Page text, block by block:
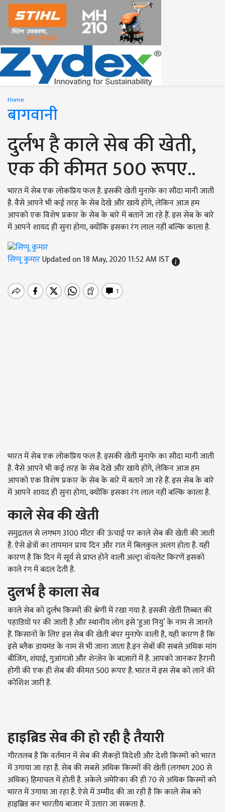
Home
बागवानी
दुर्लभ है काले सेब की खेती,
एक की कीमत 500 रूपए..
भारत में सेब एक लोकप्रिय फल है. इसकी खेती मुनाफे का सौदा मानी जाती
है. वैसे आपने भी कई तरह के सेब देखे और खाये होंगे, लेकिन आज हम
आपको एक विशेष प्रकार के सेब के बारे में बताने जा रहे हैं. इस सेब के बारे
में आपने शायद ही सुना होगा, क्योंकि इसका रंग लाल नहीं बल्कि काला है.
सिप्पू कुमारUpdated on 18 May, 2020 11:52 AM IST
भारत में सेब एक लोकप्रिय फल है. इसकी खेती मुनाफे का सौदा मानी जाती
है. वैसे आपने भी कई तरह के सेब देखे और खाये होंगे, लेकिन आज हम
आपको एक विशेष प्रकार के सेब के बारे में बताने जा रहे हैं. इस सेब के बारे
में आपने शायद ही सुना होगा, क्योंकि इसका रंग लाल नहीं बल्कि काला है.
काले सेब की खेती
समुद्रतल से लगभग 3100 मीटर की ऊंचाई पर काले सेब की खेती की जाती
है. ऐसे क्षेत्रों का तापमान प्रायः दिन और रात में बिलकुल अलग होता है. यही
कारण है कि दिन में सूर्य से प्राप्त होने वाली अल्ट्रा वॉयलेट किरणें इसको
काले रंग में बदल देती है.
दुलर्भ है काला सेब
काले सेब को दुर्लभ किस्मों की श्रेणी में रखा गया है. इसकी खेती तिब्बत की
पहाडिय़ों पर की जाती है और स्थानीय लोग इसे ‘हुआ नियु’ के नाम से जानते
हैं. किसानों के लिए इस सेब की खेती बंपर मुनाफे वाली है, यही कारण है कि
इसे ब्लैक डायमंड के नाम से भी जाना जाता है.इन सेबों की सबसे अधिक मांग
बीजिंग, शंघाई, गुआंगजो और शेन्ज़ेन के बाज़ारों में है. आपको जानकर हैरानी
होगी की एक ही सेब की कीमत 500 रूपए है. भारत में इस सेब को लाने की
कोशिश जारी है.
हाइब्रिड सेब की हो रही है तैयारी
गौरतलब है कि वर्तमान में सेब की सैकड़ों विदेशी और देशी किस्मों को भारत
में उगाया जा रहा है. सेब की सबसे अधिक किस्मों की खेती (लगभग 200 से
अधिक) हिमाचल में होती है. अकेले अमेरिका की ही 70 से अधिक किस्मों को
भारत में उगाया जा रहा है. ऐसे में उम्मीद की जा रही है कि काले सेब को
हाइब्रिड कर भारतीय बाजार में उतारा जा सकता है.